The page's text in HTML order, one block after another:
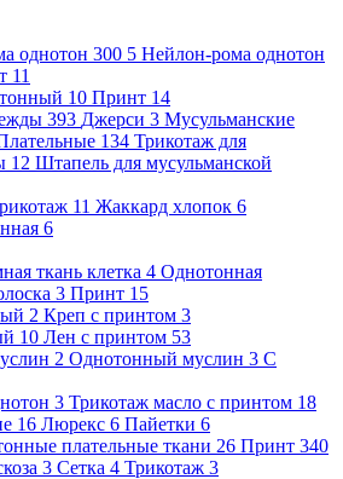
однотон 300 5 Нейлон-рома однотон
11
10 Принт 14
393 Джерси 3 Мусульманские
134 Трикотаж для
12 Штапель для мусульманской
11 Жаккард хлопок 6
6
ткань клетка 4 Однотонная
3 Принт 15
2 Креп с принтом 3
10 Лен с принтом 53
2 Однотонный муслин 3 С
3 Трикотаж масло с принтом 18
16 Люрекс 6 Пайетки 6
плательные ткани 26 Принт 340
3 Сетка 4 Трикотаж 3